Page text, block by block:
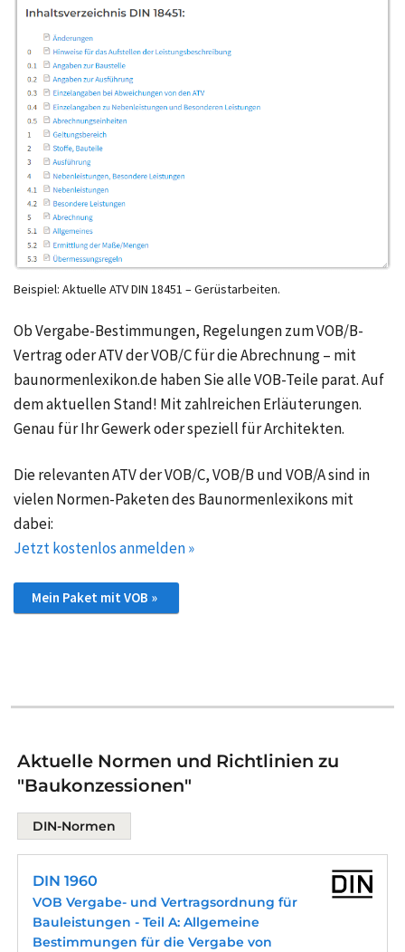
Beispiel: Aktuelle ATV DIN 18451 – Gerüstarbeiten.
Ob Vergabe-Bestimmungen, Regelungen zum VOB/B-
Vertrag oder ATV der VOB/C für die Abrechnung – mit
baunormenlexikon.de haben Sie alle VOB-Teile parat. Auf
dem aktuellen Stand! Mit zahlreichen Erläuterungen.
Genau für Ihr Gewerk oder speziell für Architekten.
Die relevanten ATV der VOB/C, VOB/B und VOB/A sind in
vielen Normen-Paketen des Baunormenlexikons mit
dabei:
Jetzt kostenlos anmelden »
Mein Paket mit VOB »
Aktuelle Normen und Richtlinien zu
"Baukonzessionen"
DIN-Normen
DIN 1960
VOB Vergabe- und Vertragsordnung für
Bauleistungen - Teil A: Allgemeine
Bestimmungen für die Vergabe von